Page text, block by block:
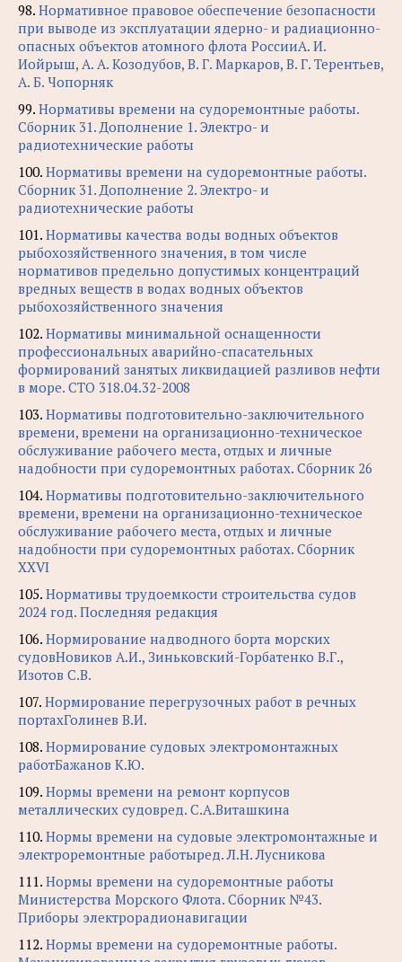
98. Нормативное правовое обеспечение безопасности
при выводе из эксплуатации ядерно- и радиационно-
опасных объектов атомного флота РоссииА. И.
Иойрыш, А. А. Козодубов, В. Г. Маркаров, В. Г. Терентьев,
А. Б. Чопорняк
99. Нормативы времени на судоремонтные работы.
Сборник 31. Дополнение 1. Электро- и
радиотехнические работы
100. Нормативы времени на судоремонтные работы.
Сборник 31. Дополнение 2. Электро- и
радиотехнические работы
101. Нормативы качества воды водных объектов
рыбохозяйственного значения, в том числе
нормативов предельно допустимых концентраций
вредных веществ в водах водных объектов
рыбохозяйственного значения
102. Нормативы минимальной оснащенности
профессиональных аварийно-спасательных
формирований занятых ликвидацией разливов нефти
в море. СТО 318.04.32-2008
103. Нормативы подготовительно-заключительного
времени, времени на организационно-техническое
обслуживание рабочего места, отдых и личные
надобности при судоремонтных работах. Сборник 26
104. Нормативы подготовительно-заключительного
времени, времени на организационно-техническое
обслуживание рабочего места, отдых и личные
надобности при судоремонтных работах. Сборник
XXVI
105. Нормативы трудоемкости строительства судов
2024 год. Последняя редакция
106. Нормирование надводного борта морских
судовНовиков А.И., Зиньковский-Горбатенко В.Г.,
Изотов С.В.
107. Нормирование перегрузочных работ в речных
портахГолинев В.И.
108. Нормирование судовых электромонтажных
работБажанов К.Ю.
109. Нормы времени на ремонт корпусов
металлических судовред. С.А.Виташкина
110. Нормы времени на судовые электромонтажные и
электроремонтные работыред. Л.Н. Лусникова
111. Нормы времени на судоремонтные работы
Министерства Морского Флота. Сборник №43.
Приборы электрорадионавигации
112. Нормы времени на судоремонтные работы.